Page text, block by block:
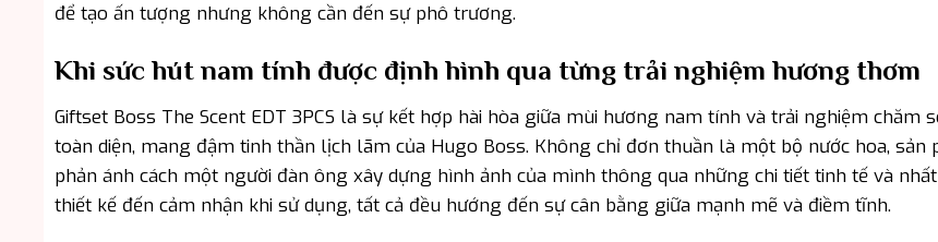
để tạo ấn tượng nhưng không cần đến sự phô trương.
Khi sức hút nam tính được định hình qua từng trải nghiệm hương thơm
Giftset Boss The Scent EDT 3PCS là sự kết hợp hài hòa giữa mùi hương nam tính và trải nghiệm chăm
toàn diện, mang đậm tinh thần lịch lãm của Hugo Boss. Không chỉ đơn thuần là một bộ nước hoa, sản
phản ánh cách một người đàn ông xây dựng hình ảnh của mình thông qua những chi tiết tinh tế và
thiết kế đến cảm nhận khi sử dụng, tất cả đều hướng đến sự cân bằng giữa mạnh mẽ và điềm tĩnh.